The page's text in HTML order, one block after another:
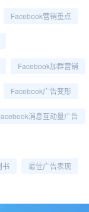
Facebook营销重点
Facebook加群营销
Facebook广告变形
消息互动量广告
书 最佳广告表现